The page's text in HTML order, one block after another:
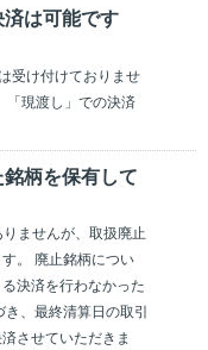
は可能です
受け付けておりませ
「現渡し」での決済
柄を保有して
ませんが、取扱廃止
。 廃止銘柄につい
決済を行わなかった
、最終清算日の取引
させていただきま